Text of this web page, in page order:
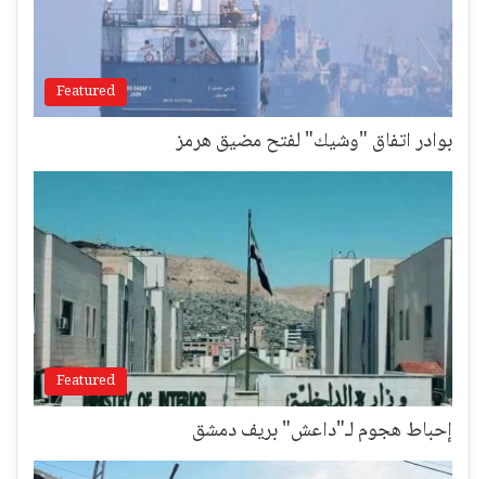
Featured
بوادر اتفاق "وشيك" لفتح مضيق هرمز
Featured
إحباط هجوم لـ"داعش" بريف دمشق